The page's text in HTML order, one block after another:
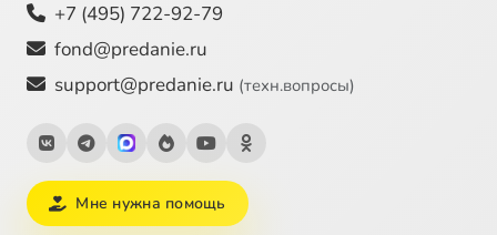
+7 (495) 722-92-79
fond@predanie.ru
support@predanie.ru (техн.вопросы)
Мне нужна помощь